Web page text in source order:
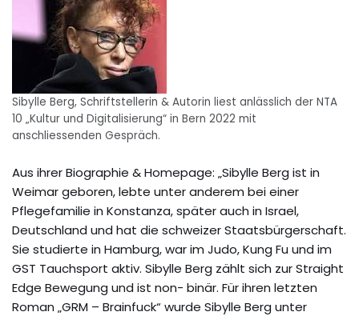
Sibylle Berg, Schriftstellerin & Autorin liest anlässlich der NTA
10 „Kultur und Digitalisierung“ in Bern 2022 mit
anschliessenden Gespräch.
Aus ihrer Biographie & Homepage: „Sibylle Berg ist in
Weimar geboren, lebte unter anderem bei einer
Pflegefamilie in Konstanza, später auch in Israel,
Deutschland und hat die schweizer Staatsbürgerschaft.
Sie studierte in Hamburg, war im Judo, Kung Fu und im
GST Tauchsport aktiv. Sibylle Berg zählt sich zur Straight
Edge Bewegung und ist non- binär. Für ihren letzten
Roman „GRM – Brainfuck“ wurde Sibylle Berg unter